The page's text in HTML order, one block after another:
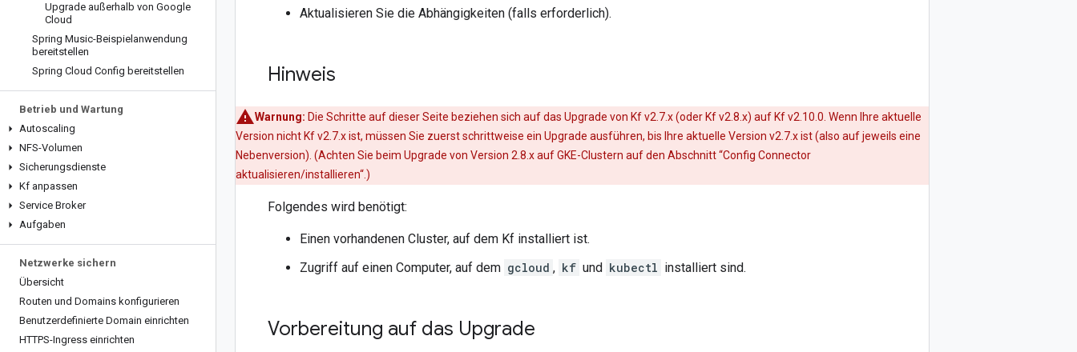
Upgrade außerhalb von Google
Cloud
Spring Music-Beispielanwendung
bereitstellen
Spring Cloud Config bereitstellen
Betrieb und Wartung
Autoscaling
NFS-Volumen
Sicherungsdienste
Kf anpassen
Service Broker
Aufgaben
Netzwerke sichern
Übersicht
Routen und Domains konfigurieren
Benutzerdefinierte Domain einrichten
HTTPS-Ingress einrichten
Aktualisieren Sie die Abhängigkeiten (falls erforderlich).
Hinweis
Warnung: Die Schritte auf dieser Seite beziehen sich auf das Upgrade von Kf v2.7.x (oder Kf v2.8.x) auf Kf v2.10.0. Wenn Ihre aktuelle
Version nicht Kf v2.7.x ist, müssen Sie zuerst schrittweise ein Upgrade ausführen, bis Ihre aktuelle Version v2.7.x ist (also auf jeweils eine
Nebenversion). (Achten Sie beim Upgrade von Version 2.8.x auf GKE-Clustern auf den Abschnitt “Config Connector
aktualisieren/installieren“.)
Folgendes wird benötigt:
Einen vorhandenen Cluster, auf dem Kf installiert ist.
Zugriff auf einen Computer, auf dem gcloud , kf und kubectl installiert sind.
Vorbereitung auf das Upgrade